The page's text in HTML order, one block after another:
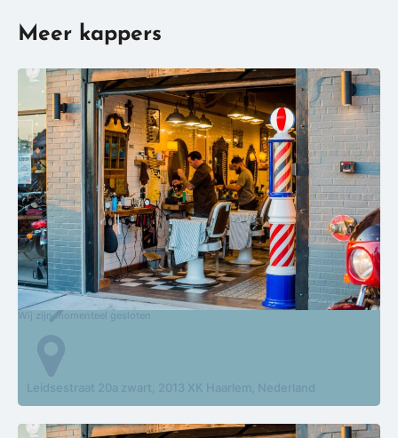
Meer kappers
Wij zijn momenteel gesloten
En Nou
Leidsestraat 20a zwart, 2013 XK Haarlem, Nederland